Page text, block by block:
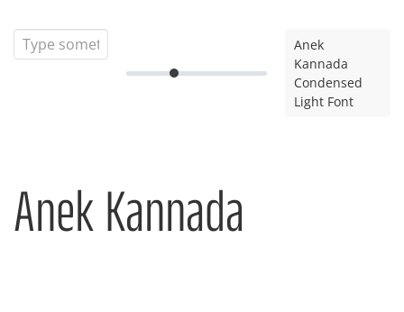
Anek
Kannada
Condensed
Light Font
Anek Kannada